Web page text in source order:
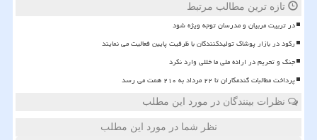
تازه ترین مطالب مرتبط
در تربیت مربیان و مدرسان توجه ویژه شود
رکود در بازار پوشاک تولیدکنندگان با ظرفیت پایین فعالیت می نمایند
جنگ و تحریم در اراده ملی ما خللی وارد نکرد
پرداخت مطالبات گندمکاران تا ۲۲ مرداد به ۲۱۰ همت می رسد
نظرات بینندگان در مورد این مطلب
نظر شما در مورد این مطلب